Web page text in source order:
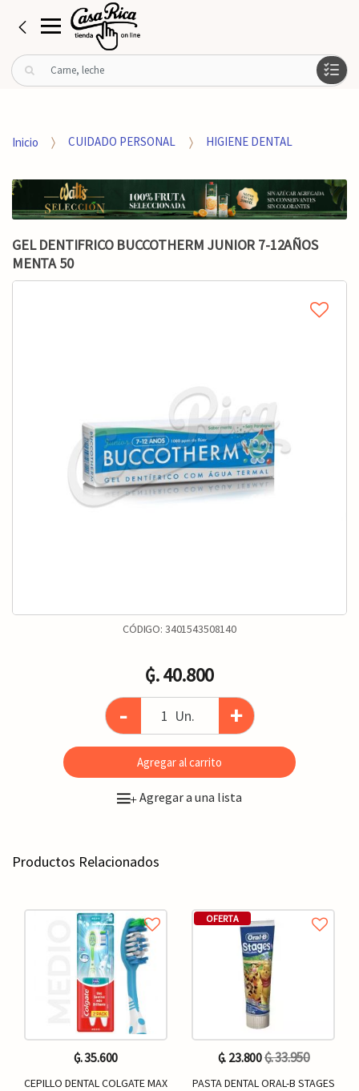
B
u
r
o
r
:
Inicio CUIDADO PERSONAL HIGIENE DENTAL
GEL DENTIFRICO BUCCOTHERM JUNIOR 7-12AÑOS
MENTA 50
CÓDIGO: 3401543508140
₲. 40.800
- Un. +
Agregar al carrito
+Agregar a una lista
Productos Relacionados
₲. 35.600
CEPILLO DENTAL COLGATE MAX
OFERTA
₲. 23.800₲. 33.950
PASTA DENTAL ORAL-B STAGES